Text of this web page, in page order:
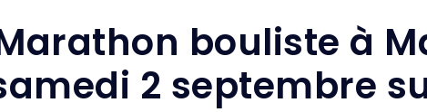
bouliste à
2 septembre